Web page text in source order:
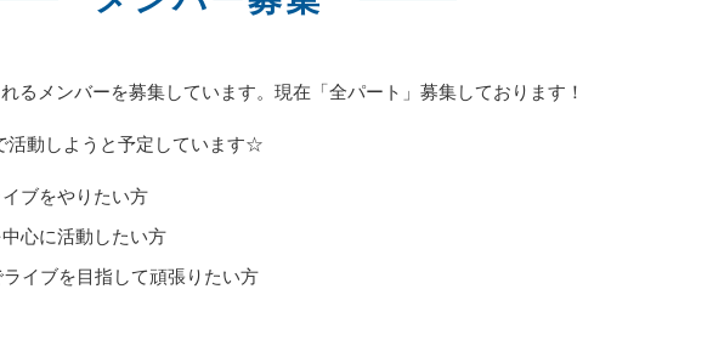
るメンバーを募集しています。現在「全パート」募集しております！
活動しようと予定しています☆
ブをやりたい方
心に活動したい方
イブを目指して頑張りたい方